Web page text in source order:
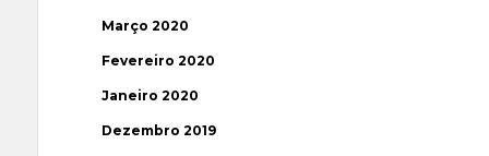
Março 2020
Fevereiro 2020
Janeiro 2020
Dezembro 2019